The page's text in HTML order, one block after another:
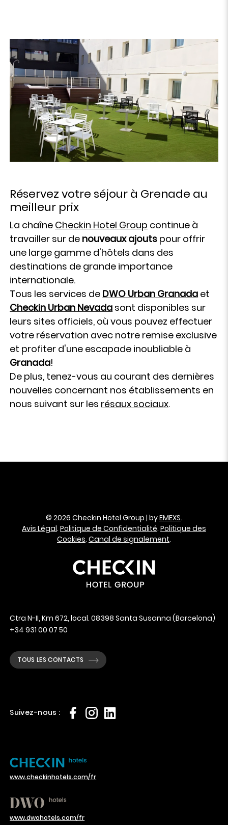
Réservez votre séjour à Grenade au
meilleur prix
La chaîne Checkin Hotel Group continue à
travailler sur de nouveaux ajouts pour offrir
une large gamme d'hôtels dans des
destinations de grande importance
internationale.
Tous les services de DWO Urban Granada et
Checkin Urban Nevada sont disponibles sur
leurs sites officiels, où vous pouvez effectuer
votre réservation avec notre remise exclusive
et profiter d'une escapade inoubliable à
Granada!
De plus, tenez-vous au courant des dernières
nouvelles concernant nos établissements en
nous suivant sur les résaux sociaux.
© 2026 Checkin Hotel Group | byEMEXS.
Avis Légal. Politique de Confidentialité. Politique des
Cookies. Canal de signalement.
Ctra N-II, Km 672, local. 08398 Santa Susanna (Barcelona)
+34 931 00 07 50
TOUS LES CONTACTS
Suivez-nous :
www.checkinhotels.com/fr
www.dwohotels.com/fr